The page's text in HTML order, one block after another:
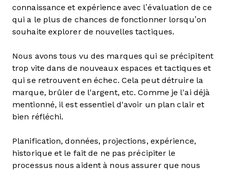
connaissance et expérience avec l’évaluation de ce
qui a le plus de chances de fonctionner lorsqu’on
souhaite explorer de nouvelles tactiques.
Nous avons tous vu des marques qui se précipitent
trop vite dans de nouveaux espaces et tactiques et
qui se retrouvent en échec. Cela peut détruire la
marque, brûler de l'argent, etc. Comme je l'ai déjà
mentionné, il est essentiel d'avoir un plan clair et
bien réfléchi.
Planification, données, projections, expérience,
historique et le fait de ne pas précipiter le
processus nous aident à nous assurer que nous